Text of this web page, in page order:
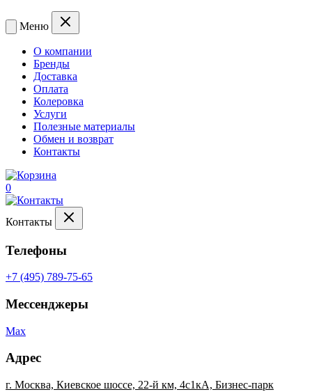
Меню
О компании
Бренды
Доставка
Оплата
Колеровка
Услуги
Полезные материалы
Обмен и возврат
Контакты
0
Контакты
Телефоны
+7 (495) 789-75-65
Мессенджеры
Max
Адрес
г. Москва, Киевское шоссе, 22-й км, 4с1кА, Бизнес-парк